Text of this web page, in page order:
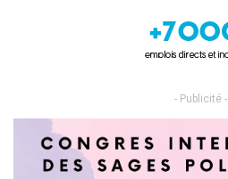
- Publicité -